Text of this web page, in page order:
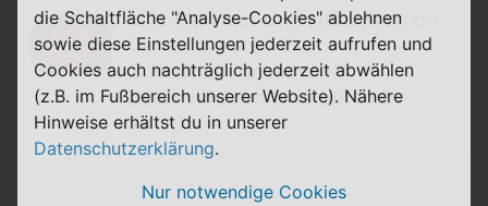
LIDL Connect Unlimited Flats on
Demand − als 1-Euro-
Zubuchoption mit mehr
Datenvolumen (wie bei ALDI
TALK)
die Schaltfläche "Analyse-Cookies" ablehnen
sowie diese Einstellungen jederzeit aufrufen und
Cookies auch nachträglich jederzeit abwählen
(z.B. im Fußbereich unserer Website). Nähere
Hinweise erhältst du in unserer
Datenschutzerklärung.
Nur notwendige Cookies